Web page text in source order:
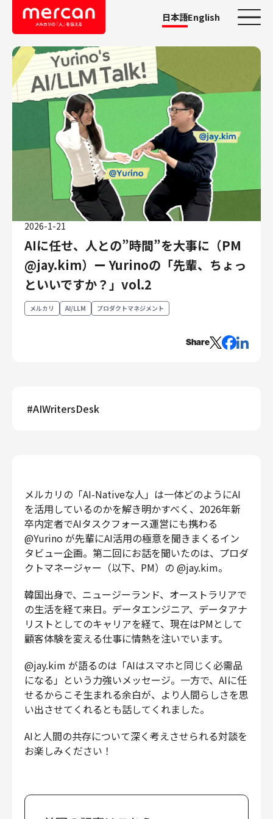
日本語English
カテゴリーから探す
会社・事業
鹿島アントラーズ
メルカリ
メルペイ
メルコイン
メルカリShops
メルカリR4Dラボ
AI/LLM
職種
エンジニアリング
エンジニアリング
プロダクトデザイン
クリエイティブ
コーポレート
財務・経理
内部監査・リスク
法務
人事
セキュリティ・プライバシー
募集中の求人一覧
2026-1-21
AIに任せ、人との”時間”を大事に（PM
@jay.kim）ー Yurinoの「先輩、ちょっ
といいですか？」vol.2
メルカリ AI/LLM プロダクトマネジメント
Share
#AIWritersDesk
メルカリの「AI-Nativeな人」は一体どのようにAI
を活用しているのかを解き明かすべく、2026年新
卒内定者でAIタスクフォース運営にも携わる
@Yurino が先輩にAI活用の極意を聞きまくるイン
タビュー企画。第二回にお話を聞いたのは、プロダ
クトマネージャー（以下、PM）の @jay.kim。
韓国出身で、ニュージーランド、オーストラリアで
の生活を経て来日。データエンジニア、データアナ
リストとしてのキャリアを経て、現在はPMとして
顧客体験を変える仕事に情熱を注いでいます。
@jay.kim が語るのは「AIはスマホと同じく必需品
になる」という力強いメッセージ。一方で、AIに任
せるからこそ生まれる余白が、より人間らしさを思
い出させてくれるとも話してくれました。
AIと人間の共存について深く考えさせられる対談を
お楽しみください！